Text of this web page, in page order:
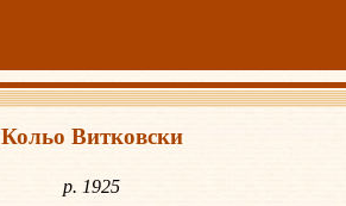
Кольо Витковски
р. 1925